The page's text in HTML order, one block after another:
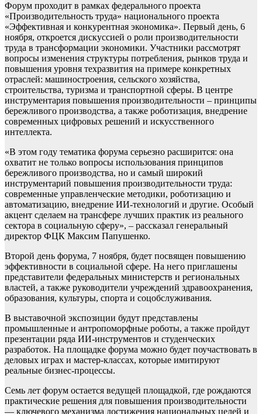
Форум проходит в рамках федерального проекта
«Производительность труда» национального проекта
«Эффективная и конкурентная экономика». Первый день, 6
ноября, откроется дискуссией о роли производительности
труда в трансформации экономики. Участники рассмотрят
вопросы изменения структуры потребления, рынков труда и
повышения уровня техразвития на примере конкретных
отраслей: машиностроения, сельского хозяйства,
строительства, туризма и транспортной сферы. В центре
инструментария повышения производительности – принципы
бережливого производства, а также роботизация, внедрение
современных цифровых решений и искусственного
интеллекта.
«В этом году тематика форума серьезно расширится: она
охватит не только вопросы использования принципов
бережливого производства, но и самый широкий
инструментарий повышения производительности труда:
современные управленческие методики, роботизацию и
автоматизацию, внедрение ИИ-технологий и другие. Особый
акцент сделаем на трансфере лучших практик из реального
сектора в социальную сферу», – рассказал генеральный
директор ФЦК Максим Папушенко.
Второй день форума, 7 ноября, будет посвящен повышению
эффективности в социальной сфере. На него приглашены
представители федеральных министерств и региональных
властей, а также руководители учреждений здравоохранения,
образования, культуры, спорта и соцобслуживания.
В выставочной экспозиции будут представлены
промышленные и антропоморфные роботы, а также пройдут
презентации ряда ИИ-инструментов и студенческих
разработок. На площадке форума можно будет поучаствовать в
деловых играх и мастер-классах, которые имитируют
реальные бизнес-процессы.
Семь лет форум остается ведущей площадкой, где рождаются
практические решения для повышения производительности
— ключевого механизма достижения национальных целей и